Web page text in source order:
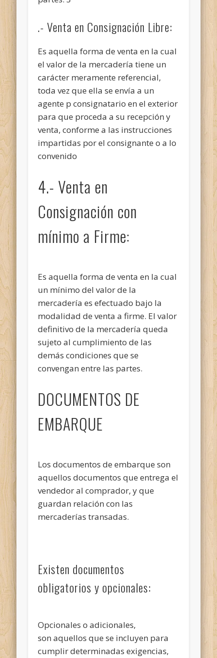
.- Venta en Consignación Libre:
Es aquella forma de venta en la cual
el valor de la mercadería tiene un
carácter meramente referencial,
toda vez que ella se envía a un
agente p consignatario en el exterior
para que proceda a su recepción y
venta, conforme a las instrucciones
impartidas por el consignante o a lo
convenido
4.- Venta en
Consignación con
mínimo a Firme:
Es aquella forma de venta en la cual
un mínimo del valor de la
mercadería es efectuado bajo la
modalidad de venta a firme. El valor
definitivo de la mercadería queda
sujeto al cumplimiento de las
demás condiciones que se
convengan entre las partes.
DOCUMENTOS DE
EMBARQUE
Los documentos de embarque son
aquellos documentos que entrega el
vendedor al comprador, y que
guardan relación con las
mercaderías transadas.
Existen documentos
obligatorios y opcionales:
Opcionales o adicionales,
son aquellos que se incluyen para
cumplir determinadas exigencias,